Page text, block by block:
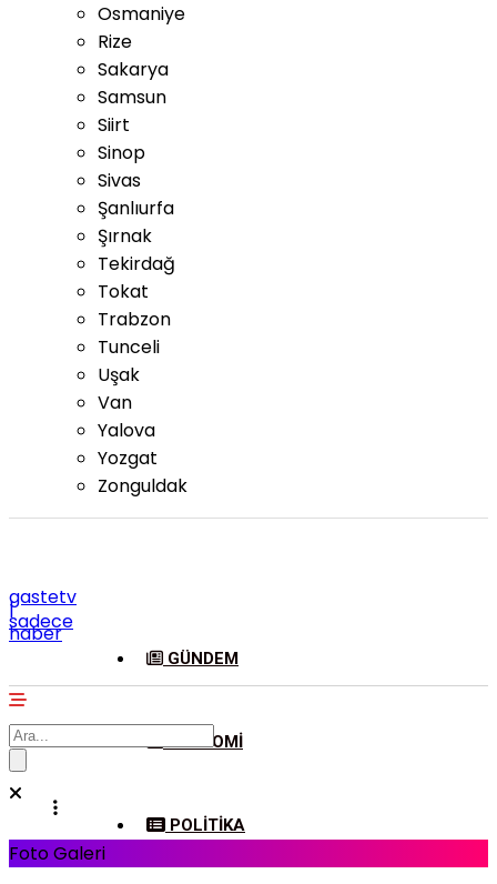
Osmaniye
Rize
Sakarya
Samsun
Siirt
Sinop
Sivas
Şanlıurfa
Şırnak
Tekirdağ
Tokat
Trabzon
Tunceli
Uşak
Van
Yalova
Yozgat
Zonguldak
gastetv
|
sadece
haber
GÜNDEM
EKONOMI
POLITIKA
Foto Galeri